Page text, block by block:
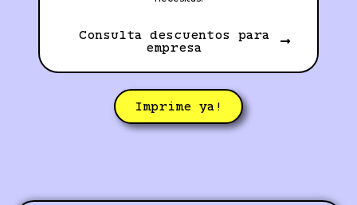
Consulta descuentos para
empresa
Imprime ya!